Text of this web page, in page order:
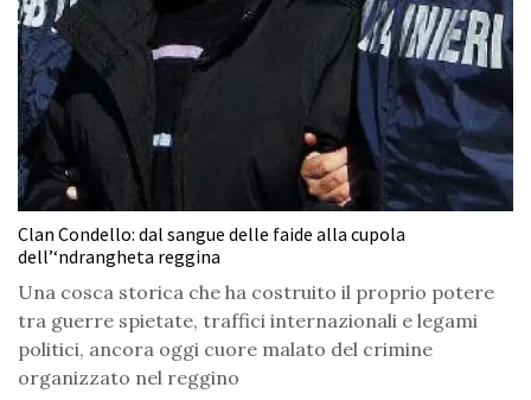
Clan Condello: dal sangue delle faide alla cupola
dell’‘ndrangheta reggina
Una cosca storica che ha costruito il proprio potere
tra guerre spietate, traffici internazionali e legami
politici, ancora oggi cuore malato del crimine
organizzato nel reggino